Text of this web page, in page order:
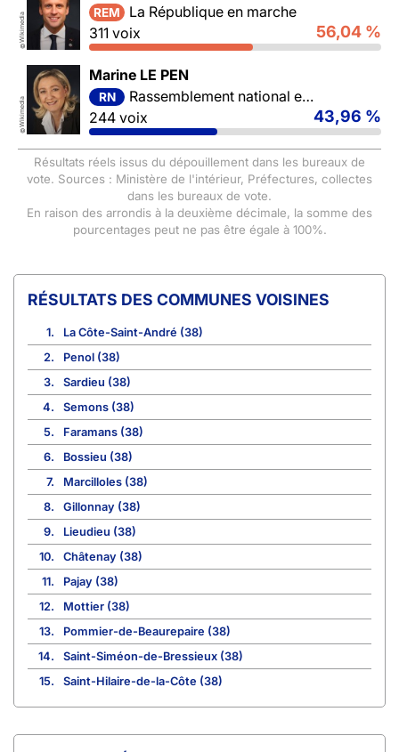
©
Wikimedia REM
La République en marche
311 voix
56,04 %
©
Wikimedia
Marine LE PEN
RN
Rassemblement national et ses alliés
244 voix
43,96 %
Résultats réels issus du dépouillement dans les bureaux de
vote. Sources : Ministère de l'intérieur, Préfectures, collectes
dans les bureaux de vote.
En raison des arrondis à la deuxième décimale, la somme des
pourcentages peut ne pas être égale à 100%.
COMMUNES VOISINES
1.
La Côte-Saint-André (38)
2.
Penol (38)
3.
Sardieu (38)
4.
Semons (38)
5.
Faramans (38)
6.
Bossieu (38)
7.
Marcilloles (38)
8.
Gillonnay (38)
9.
Lieudieu (38)
10.
Châtenay (38)
11.
Pajay (38)
12.
Mottier (38)
13.
Pommier-de-Beaurepaire (38)
14.
Saint-Siméon-de-Bressieux (38)
15.
Saint-Hilaire-de-la-Côte (38)